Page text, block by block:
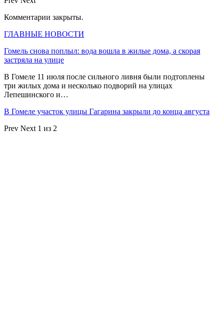
Комментарии закрыты.
ГЛАВНЫЕ НОВОСТИ
Гомель снова поплыл: вода вошла в жилые дома, а скорая
застряла на улице
В Гомеле 11 июля после сильного ливня были подтоплены
три жилых дома и несколько подворий на улицах
Лепешинского и…
В Гомеле участок улицы Гагарина закрыли до конца августа
Prev Next 1 из 2